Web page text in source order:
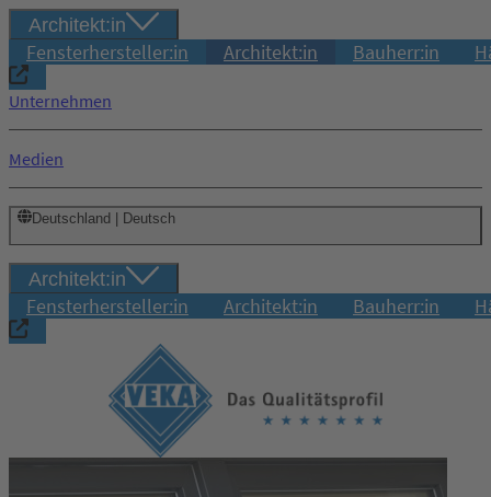
Architekt:in
Fensterhersteller:in Architekt:in Bauherr:in
Unternehmen
Medien
Deutschland | Deutsch
Architekt:in
Fensterhersteller:in Architekt:in Bauherr:in